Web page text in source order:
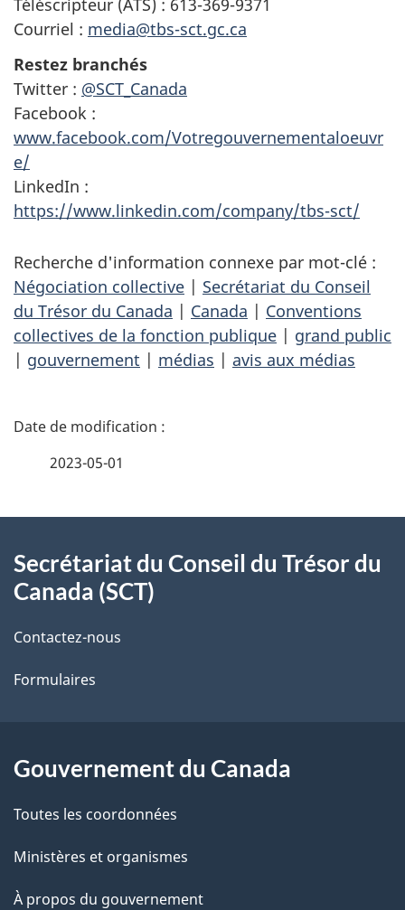
Téléscripteur (ATS) : 613-369-9371
Courriel : media@tbs-sct.gc.ca
Restez branchés
Twitter : @SCT_Canada
Facebook :
www.facebook.com/Votregouvernementaloeuvr
e/
LinkedIn :
https://www.linkedin.com/company/tbs-sct/
Recherche d'information connexe par mot-clé :
Négociation collective | Secrétariat du Conseil
du Trésor du Canada | Canada | Conventions
collectives de la fonction publique | grand public
| gouvernement | médias | avis aux médias
D
i
s
d
l
a
p
a
2023-05-01
propos
ce
site
Secrétariat du Conseil du Trésor du
Canada (SCT)
Contactez-nous
Formulaires
Gouvernement du Canada
Toutes les coordonnées
Ministères et organismes
À propos du gouvernement